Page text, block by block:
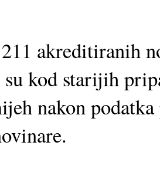
akreditiranih
kod starijih
nakon